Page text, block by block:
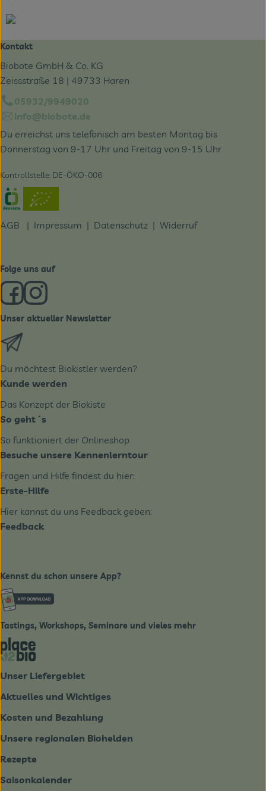
Kontakt
Biobote GmbH & Co. KG
Zeissstraße 18 | 49733 Haren
05932/9949020
info@biobote.de
Du erreichst uns telefonisch am besten Montag bis
Donnerstag von 9-17 Uhr und Freitag von 9-15 Uhr
Kontrollstelle: DE-ÖKO-006
Externer Link zu https://www.oekokiste.de/
AGB | Impressum | Datenschutz | Widerruf
Folge uns auf
Externer Link zu https://www.facebook.com/derBiobote/
Externer Link zu https://www.instagram.com/
Unser aktueller Newsletter
Du möchtest Biokistler werden?
Kunde werden
Das Konzept der Biokiste
So geht´s
So funktioniert der Onlineshop
Besuche unsere Kennenlerntour
Fragen und Hilfe findest du hier:
Erste-Hilfe
Hier kannst du uns Feedback geben:
Feedback
Kennst du schon unsere App?
Externer Link zu https://www.biobote-
Tastings, Workshops, Seminare und vieles mehr
Externer Link zu https://place2bio.de/
Unser Liefergebiet
Aktuelles und Wichtiges
Kosten und Bezahlung
Unsere regionalen Biohelden
Rezepte
Saisonkalender